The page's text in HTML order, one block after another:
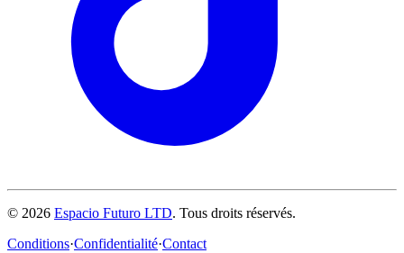
© 2026 Espacio Futuro LTD. Tous droits réservés.
Conditions·Confidentialité·Contact